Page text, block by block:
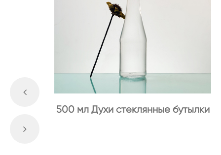
500 мл Духи стеклянные бутылки